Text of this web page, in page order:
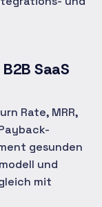
SaaS
Rate, MRR,
gesunden
und
mit